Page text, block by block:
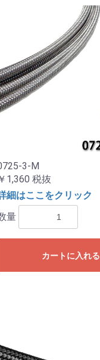
3-M
￥1,360 税抜
細はここをクリック
量
カートに入れる